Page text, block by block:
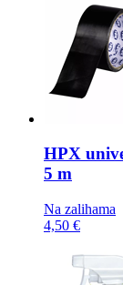
HPX
5 m
Na zalihama
4,50 €